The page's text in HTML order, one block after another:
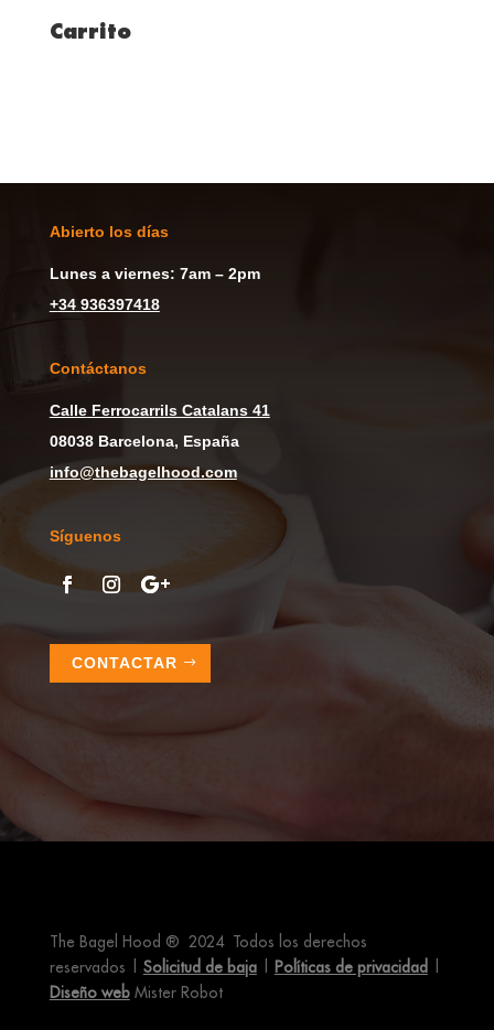
Carrito
Abierto los días
Lunes a viernes: 7am – 2pm
+34 936397418
Contáctanos
CalleFerrocarrils Catalans 41
08038 Barcelona, España
info@thebagelhood.com
Síguenos
CONTACTAR
The Bagel Hood ® 2024 Todos los derechos
reservados | Solicitud de baja| Políticas de privacidad
Diseño webMister Robot